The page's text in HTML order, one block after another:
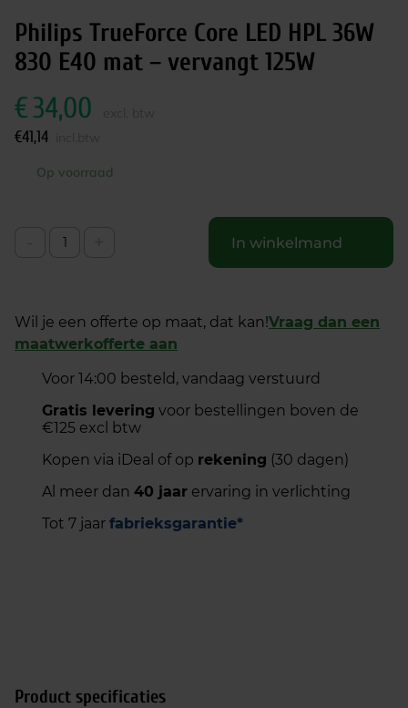
Philips TrueForce Core LED HPL 36W
830 E40 mat – vervangt 125W
€34,00
€41,14
Op voorraad
In winkelmand
Wil je een offerte op maat, dat kan!Vraag dan een
maatwerkofferte aan
Voor 14:00 besteld, vandaag verstuurd
Gratis levering voor bestellingen boven de
€125 excl btw
Kopen via iDeal of op rekening (30 dagen)
Al meer dan 40 jaar ervaring in verlichting
Tot 7 jaar fabrieksgarantie*
Product specificaties